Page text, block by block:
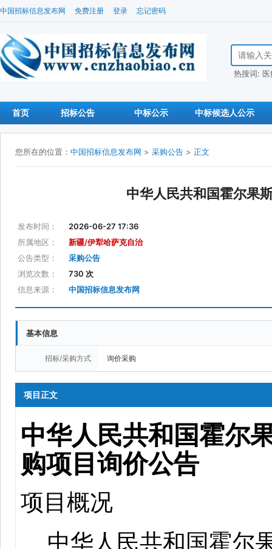
中国招标信息发布网 免费注册 登录 忘记密码
搜索招标信
热搜词:
首页 招标公告 中标公示 中标候选人公示
您所在的位置： 中国招标信息发布网 > 采购公告 > 正文
中华人民共和国霍尔果
发布时间：
2026-06-27 17:36
所属地区：
新疆/伊犁哈萨克自治
公告类型：
采购公告
浏览次数：
730 次
信息来源：
中国招标信息发布网
基本信息
招标/采购方式 询价采购
项目正文